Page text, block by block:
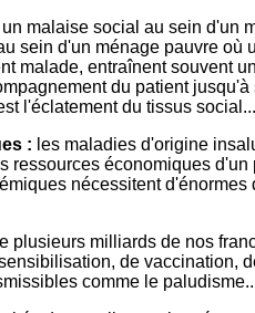
malaise social au sein d'un
sein d'un ménage pauvre où
malade, entraînent souvent
du patient jusqu'à
l'éclatement du tissus social...
: les maladies d'origine
ressources économiques d'un
nécessitent d'énormes
plusieurs milliards de nos
de vaccination,
comme le